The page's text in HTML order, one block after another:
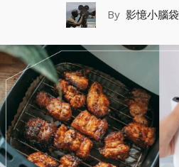
影憶小腦袋